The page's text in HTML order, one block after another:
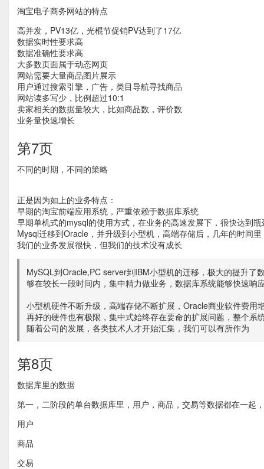
淘宝电子商务网站的特点
高并发，PV13亿，光棍节促销PV达到了17亿
数据实时性要求高
数据准确性要求高
大多数页面属于动态网页
网站需要大量商品图片展示
用户通过搜索引擎，广告，类目导航寻找商品
网站读多写少，比例超过10:1
卖家相关的数据量较大，比如商品数，评价数
业务量快速增长
第7页
不同的时期，不同的策略
正是因为如上的业务特点：
早期的淘宝前端应用系统，严重依赖于数据库系统
早期单机式的mysql的使用方式，在业务的高速发展下，很快达到瓶
Mysql迁移到Oracle，并升级到小型机，高端存储后，几年的时间
我们的业务发展很快，但我们的技术没有成长
MySQL到Oracle,PC server到IBM小型机的迁移，极大的提升
够在较长一段时间内，集中精力做业务，数据库系统能够快速响
小型机硬件不断升级，高端存储不断扩展，Oracle商业软件费用
再好的硬件也有极限，集中式始终存在要命的扩展问题，整个系
随着公司的发展，各类技术人才开始汇集，我们可以有所作为
第8页
数据库里的数据
第一，二阶段的单台数据库里，用户，商品，交易等数据都在一起
用户
商品
交易